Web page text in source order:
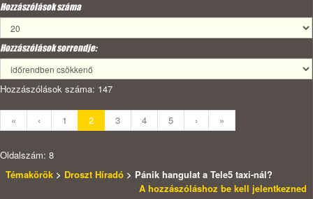
Hozzászólások száma
Hozzászólások sorrendje:
Hozzászólások száma: 147
« ‹ 1 2 3 4 5 › »
Oldalszám: 8
Témakörök > Droszt Híradó > Pánik hangulat a Tele5 taxi-nál?
A hozzászóláshoz be kell jelentkezned